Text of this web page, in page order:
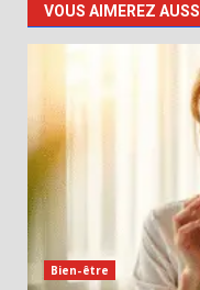
VOUS AIMEREZ AUSSI
Bien-être